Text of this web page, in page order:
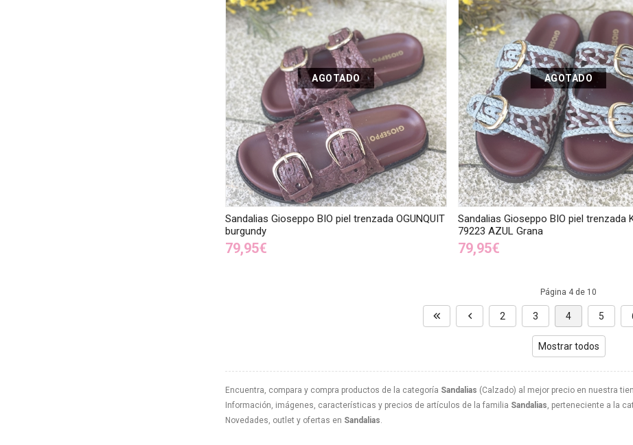
Encuentra, compara y compra productos de la categoría Sandalias (Calzado) al mejor precio en nuestra
Información, imágenes, características y precios de artículos de la familia Sandalias, perteneciente a la
Novedades, outlet y ofertas en Sandalias.
AGOTADO
Sandalias Gioseppo BIO piel trenzada OGUNQUIT
burgundy
79,95€
AGOTADO
Sandalias Gioseppo BIO piel trenzada
79223 AZUL Grana
79,95€
Página 4 de 10
2 3 4 5
Mostrar todos